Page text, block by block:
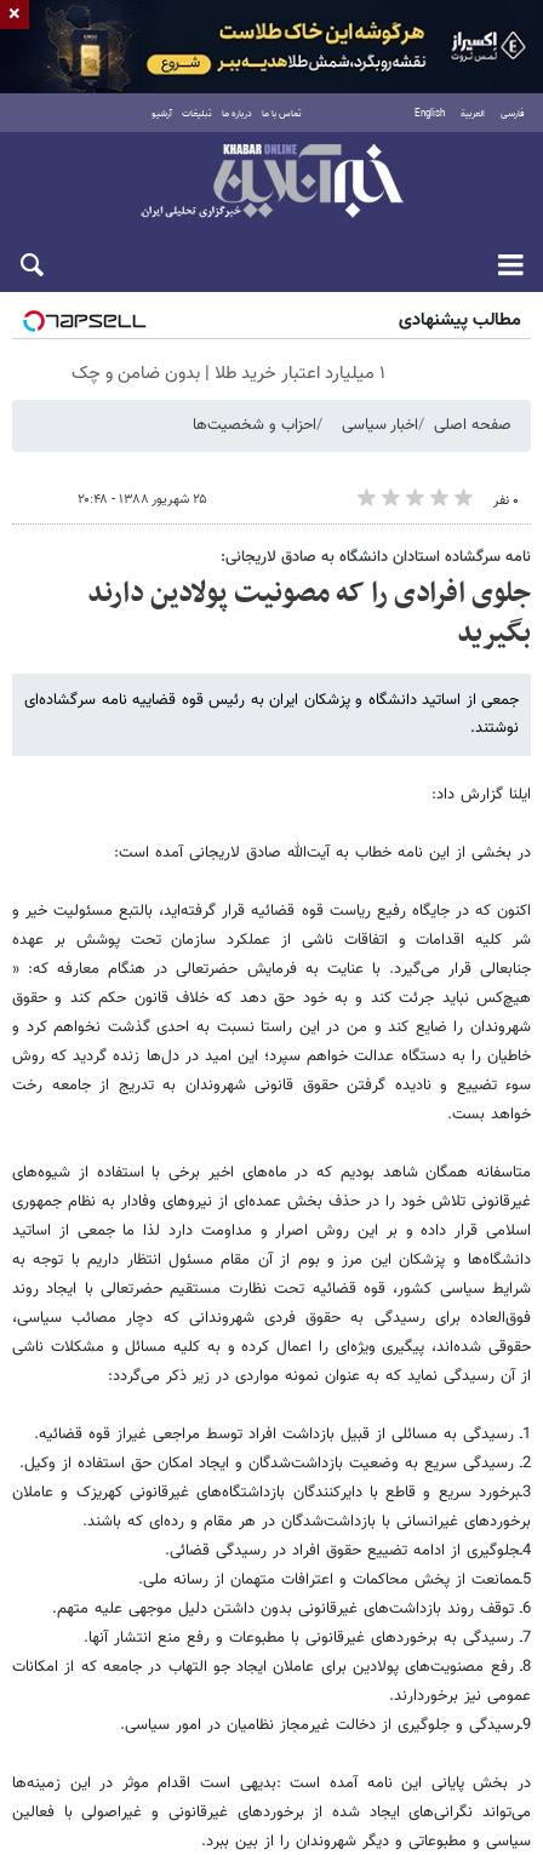
فارسی العربية English تماس با ما درباره ما تبلیغات آرشیو
شنبه ۱۷ مرداد ۱۴۰۵
مطالب پیشنهادی
۱ میلیارد اعتبار خرید طلا | بدون ضامن و چک
صفحه اصلی اخبار سیاسی احزاب و شخصیت‌ها
۰ نفر ۲۵ شهریور ۱۳۸۸ - ۲۰:۴۸
نامه سرگشاده استادان دانشگاه به صادق لاریجانی:
جلوی افرادی را که مصونیت پولادین دارند
بگیرید
جمعی از اساتید دانشگاه و پزشکان ایران به رئیس قوه قضاییه نامه سرگشاده‌ای
نوشتند.
ایلنا گزارش داد:
در بخشی از این نامه خطاب به آیت‌الله صادق لاریجانی آمده است:
اکنون که در جایگاه رفیع ریاست قوه قضائیه قرار گرفته‌اید، بالتبع مسئولیت خیر و
شر کلیه اقدامات و اتفاقات ناشی از عملکرد سازمان تحت پوشش بر عهده
جنابعالی قرار می‌گیرد. با عنایت به فرمایش حضرتعالی در هنگام معارفه که: «
هیچ‌کس نباید جرئت کند و به خود حق دهد که خلاف قانون حکم کند و حقوق
شهروندان را ضایع کند و من در این راستا نسبت به احدی گذشت نخواهم کرد و
خاطیان را به دستگاه عدالت خواهم سپرد؛ این امید در دل‌ها زنده گردید که روش
سوء تضییع و نادیده گرفتن حقوق قانونی شهروندان به تدریج از جامعه رخت
خواهد بست.
متاسفانه همگان شاهد بودیم که در ماه‌های اخیر برخی با استفاده از شیوه‌های
غیرقانونی تلاش خود را در حذف بخش عمده‌ای از نیروهای وفادار به نظام جمهوری
اسلامی قرار داده و بر این روش اصرار و مداومت دارد لذا ما جمعی از اساتید
دانشگاه‌ها و پزشکان این مرز و بوم از آن مقام مسئول انتظار داریم با توجه به
شرایط سیاسی کشور، قوه قضائیه تحت نظارت مستقیم حضرتعالی با ایجاد روند
فوق‌العاده برای رسیدگی به حقوق فردی شهروندانی که دچار مصائب سیاسی،
حقوقی شده‌اند، پیگیری ویژه‌ای را اعمال کرده و به کلیه مسائل و مشکلات ناشی
از آن رسیدگی نماید که به عنوان نمونه مواردی در زیر ذکر می‌گردد:
1ـ رسیدگی به مسائلی از قبیل بازداشت افراد توسط مراجعی غیراز قوه قضائیه.
2ـ رسیدگی سریع به وضعیت بازداشت‌شدگان و ایجاد امکان حق استفاده از وکیل.
3ـبرخورد سریع و قاطع با دایرکنندگان بازداشتگاه‌های غیرقانونی کهریزک و عاملان
برخوردهای غیرانسانی با بازداشت‌شدگان در هر مقام و رده‌ای که باشند.
4ـجلوگیری از ادامه تضییع حقوق افراد در رسیدگی قضائی.
5ـممانعت از پخش محاکمات و اعترافات متهمان از رسانه ملی.
6ـ توقف روند بازداشت‌های غیرقانونی بدون داشتن دلیل موجهی علیه متهم.
7ـ رسیدگی به برخوردهای غیرقانونی با مطبوعات و رفع منع انتشار آنها.
8ـ رفع مصنویت‌های پولادین برای عاملان ایجاد جو التهاب در جامعه که از امکانات
عمومی نیز برخوردارند.
9ـرسیدگی و جلوگیری از دخالت غیرمجاز نظامیان در امور سیاسی.
در بخش پایانی این نامه آمده است :بدیهی است اقدام موثر در این زمینه‌ها
می‌تواند نگرانی‌های ایجاد شده از برخوردهای غیرقانونی و غیراصولی با فعالین
سیاسی و مطبوعاتی و دیگر شهروندان را از بین ببرد.
×